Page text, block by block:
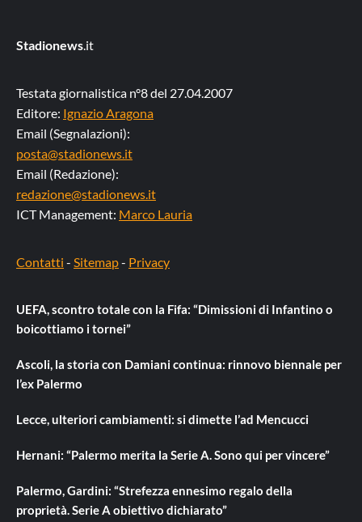
Stadionews.it
Testata giornalistica n°8 del 27.04.2007
Editore: Ignazio Aragona
Email (Segnalazioni):
posta@stadionews.it
Email (Redazione):
redazione@stadionews.it
ICT Management: Marco Lauria
Contatti - Sitemap- Privacy
UEFA, scontro totale con la Fifa: “Dimissioni di Infantino o
boicottiamo i tornei”
Ascoli, la storia con Damiani continua: rinnovo biennale per
l’ex Palermo
Lecce, ulteriori cambiamenti: si dimette l’ad Mencucci
Hernani: “Palermo merita la Serie A. Sono qui per vincere”
Palermo, Gardini: “Strefezza ennesimo regalo della
proprietà. Serie A obiettivo dichiarato”